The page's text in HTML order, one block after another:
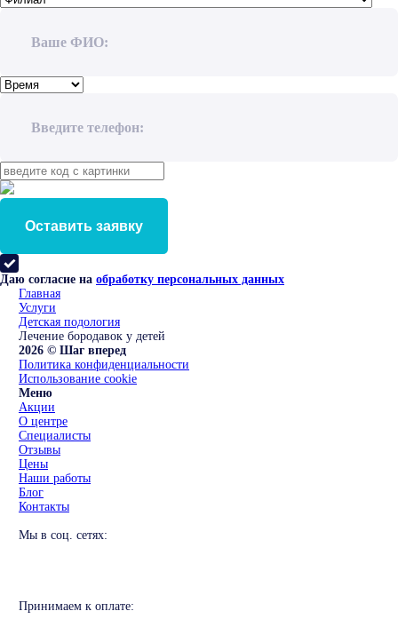
Ваше ФИО:
Введите телефон:
Оставить заявку
Даю согласие на обработку персональных данных
Главная
Услуги
Детская подология
Лечение бородавок у детей
2026 © Шаг вперед
Политика конфиденциальности
Использование cookie
Меню
Акции
О центре
Специалисты
Отзывы
Цены
Наши работы
Блог
Контакты
Мы в соц. сетях:
Принимаем к оплате: